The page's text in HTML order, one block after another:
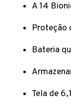
A 14
Proteção
Bateria
Tela de